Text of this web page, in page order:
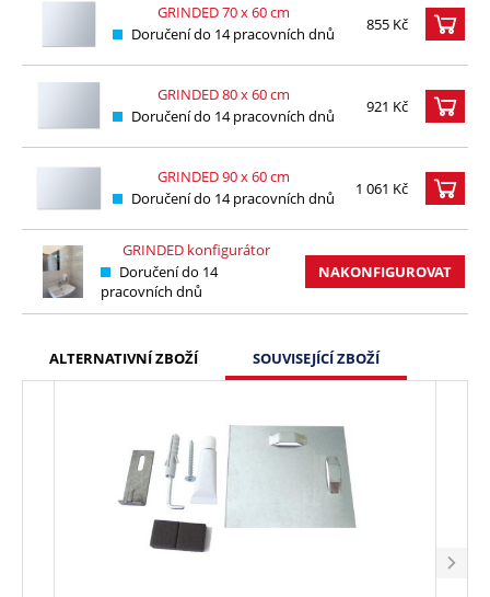
GRINDED 70 x 60 cm
Doručení do 14 pracovních dnů
855 Kč
GRINDED 80 x 60 cm
Doručení do 14 pracovních dnů
921 Kč
GRINDED 90 x 60 cm
Doručení do 14 pracovních dnů
1 061 Kč
GRINDED konfigurátor
Doručení do 14
pracovních dnů
NAKONFIGUROVAT
ALTERNATIVNÍ ZBOŽÍ SOUVISEJÍCÍ ZBOŽÍ